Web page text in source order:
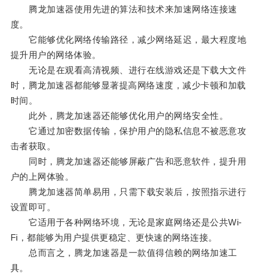
腾龙加速器使用先进的算法和技术来加速网络连接速
度。
它能够优化网络传输路径，减少网络延迟，最大程度地
提升用户的网络体验。
无论是在观看高清视频、进行在线游戏还是下载大文件
时，腾龙加速器都能够显著提高网络速度，减少卡顿和加载
时间。
此外，腾龙加速器还能够优化用户的网络安全性。
它通过加密数据传输，保护用户的隐私信息不被恶意攻
击者获取。
同时，腾龙加速器还能够屏蔽广告和恶意软件，提升用
户的上网体验。
腾龙加速器简单易用，只需下载安装后，按照指示进行
设置即可。
它适用于各种网络环境，无论是家庭网络还是公共Wi-
Fi，都能够为用户提供更稳定、更快速的网络连接。
总而言之，腾龙加速器是一款值得信赖的网络加速工
具。